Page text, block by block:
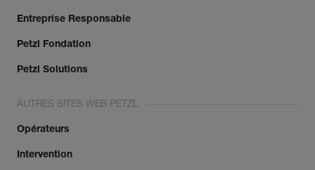
Entreprise Responsable
Petzl Fondation
Petzl Solutions
AUTRES SITES WEB PETZL
Opérateurs
Intervention